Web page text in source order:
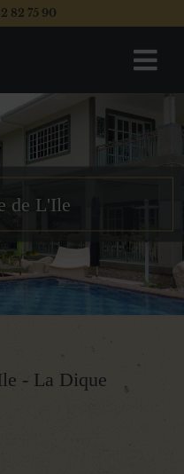
82 75 90
de L'Ile
- La Dique